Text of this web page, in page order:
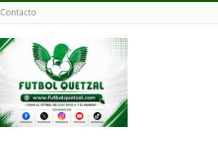
Contacto